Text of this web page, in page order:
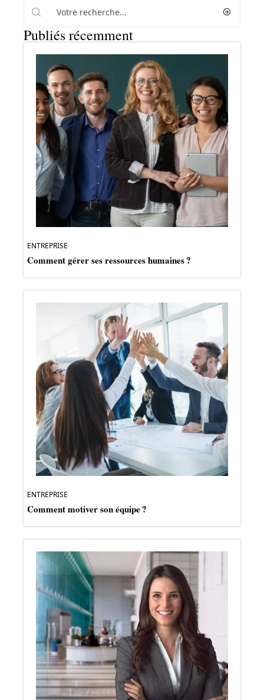
Publiés récemment
ENTREPRISE
Comment gérer ses ressources humaines ?
ENTREPRISE
Comment motiver son équipe ?